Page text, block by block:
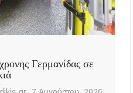
Γερμανίδας σε